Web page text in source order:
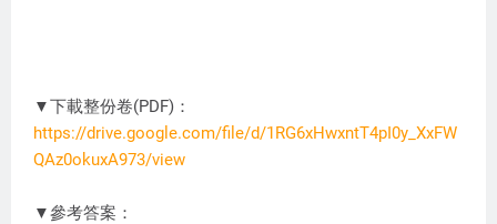
▼下載整份卷(PDF)：
https://drive.google.com/file/d/1RG6xHwxntT4pI0y_XxFW
QAz0okuxA973/view
▼參考答案：